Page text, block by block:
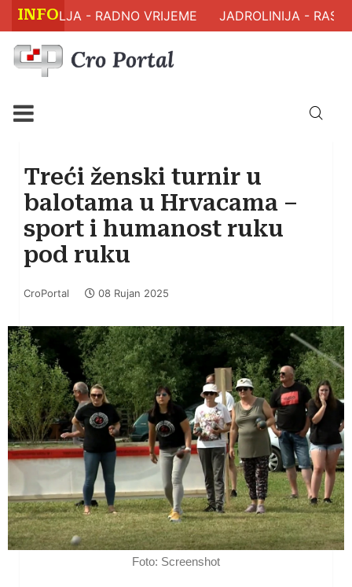
INFO
ZDRAVLJA - RADNO VRIJEME JADROLINIJA -
Treći ženski turnir u
balotama u Hrvacama –
sport i humanost ruku
pod ruku
CroPortal 08 Rujan 2025
Foto: Screenshot